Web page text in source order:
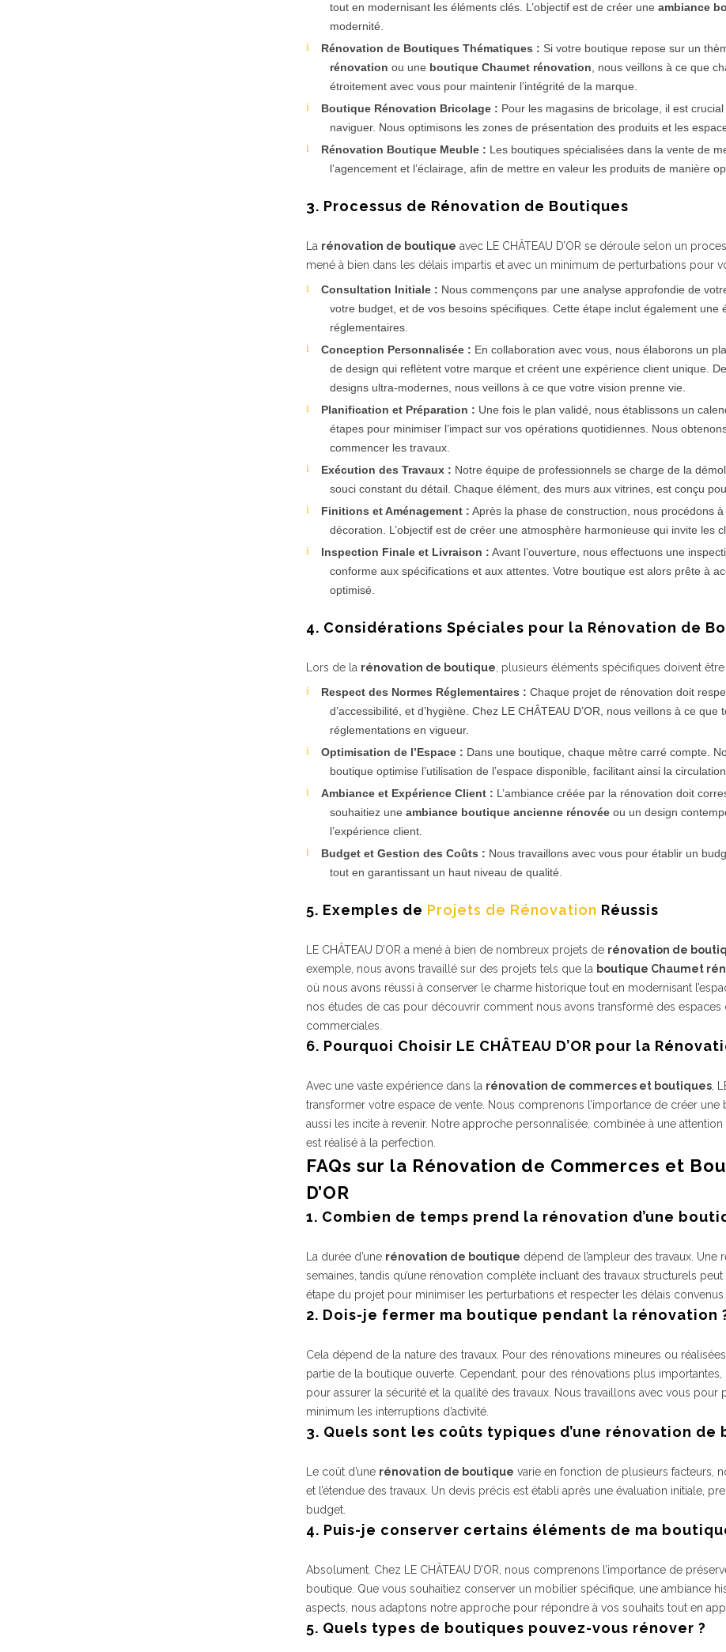
tout en modernisant les éléments clés. L’objectif est de créer une ambiance
modernité.
Rénovation de Boutiques Thématiques : Si votre boutique repose sur un
rénovation ou une boutique Chaumet rénovation , nous veillons à ce que
étroitement avec vous pour maintenir l’intégrité de la marque.
Boutique Rénovation Bricolage : Pour les magasins de bricolage, il est
naviguer. Nous optimisons les zones de présentation des produits et les
Rénovation Boutique Meuble : Les boutiques spécialisées dans la vente de
l’agencement et l’éclairage, afin de mettre en valeur les produits de manière
3. Processus de Rénovation de Boutiques
La rénovation de boutique avec LE CHÂTEAU D’OR se déroule selon un
mené à bien dans les délais impartis et avec un minimum de perturbations pour
Consultation Initiale : Nous commençons par une analyse approfondie de
votre budget, et de vos besoins spécifiques. Cette étape inclut également une
réglementaires.
Conception Personnalisée : En collaboration avec vous, nous élaborons un
de design qui reflètent votre marque et créent une expérience client unique.
designs ultra-modernes, nous veillons à ce que votre vision prenne vie.
Planification et Préparation : Une fois le plan validé, nous établissons un
étapes pour minimiser l’impact sur vos opérations quotidiennes. Nous
commencer les travaux.
Exécution des Travaux : Notre équipe de professionnels se charge de la
souci constant du détail. Chaque élément, des murs aux vitrines, est conçu
Finitions et Aménagement : Après la phase de construction, nous procédons à
décoration. L’objectif est de créer une atmosphère harmonieuse qui invite les
Inspection Finale et Livraison : Avant l’ouverture, nous effectuons une
conforme aux spécifications et aux attentes. Votre boutique est alors prête à
optimisé.
4. Considérations Spéciales pour la Rénovation de
Lors de la rénovation de boutique , plusieurs éléments spécifiques doivent
Respect des Normes Réglementaires : Chaque projet de rénovation doit
d’accessibilité, et d’hygiène. Chez LE CHÂTEAU D’OR, nous veillons à ce
réglementations en vigueur.
Optimisation de l’Espace : Dans une boutique, chaque mètre carré compte.
boutique optimise l’utilisation de l’espace disponible, facilitant ainsi la
Ambiance et Expérience Client : L’ambiance créée par la rénovation doit
souhaitiez une ambiance boutique ancienne rénovée ou un design
l’expérience client.
Budget et Gestion des Coûts : Nous travaillons avec vous pour établir un
tout en garantissant un haut niveau de qualité.
5. Exemples de Projets de Rénovation Réussis
LE CHÂTEAU D’OR a mené à bien de nombreux projets de rénovation de
exemple, nous avons travaillé sur des projets tels que la boutique Chaumet
où nous avons réussi à conserver le charme historique tout en modernisant
nos études de cas pour découvrir comment nous avons transformé des espaces
commerciales.
6. Pourquoi Choisir LE CHÂTEAU D’OR pour la
Avec une vaste expérience dans la rénovation de commerces et boutiques ,
transformer votre espace de vente. Nous comprenons l’importance de créer
aussi les incite à revenir. Notre approche personnalisée, combinée à une
est réalisé à la perfection.
FAQs sur la Rénovation de Commerces et
D’OR
1. Combien de temps prend la rénovation d’une
La durée d’une rénovation de boutique dépend de l’ampleur des travaux.
semaines, tandis qu’une rénovation complète incluant des travaux structurels
étape du projet pour minimiser les perturbations et respecter les délais convenus.
2. Dois-je fermer ma boutique pendant la rénovation
Cela dépend de la nature des travaux. Pour des rénovations mineures ou
partie de la boutique ouverte. Cependant, pour des rénovations plus
pour assurer la sécurité et la qualité des travaux. Nous travaillons avec vous pour
minimum les interruptions d’activité.
3. Quels sont les coûts typiques d’une rénovation de
Le coût d’une rénovation de boutique varie en fonction de plusieurs facteurs,
et l’étendue des travaux. Un devis précis est établi après une évaluation initiale,
budget.
4. Puis-je conserver certains éléments de ma
Absolument. Chez LE CHÂTEAU D’OR, nous comprenons l’importance de
boutique. Que vous souhaitiez conserver un mobilier spécifique, une ambiance
aspects, nous adaptons notre approche pour répondre à vos souhaits tout en
5. Quels types de boutiques pouvez-vous rénover ?